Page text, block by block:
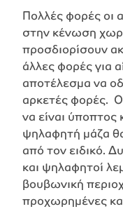
Πολλές φορές οι
στην κένωση
προσδιορίσουν
άλλες φορές για
αποτέλεσμα να
αρκετές φορές.
να είναι ύποπτος
ψηλαφητή μάζα
από τον ειδικό.
και ψηλαφητοί
βουβωνική
προχωρημένες